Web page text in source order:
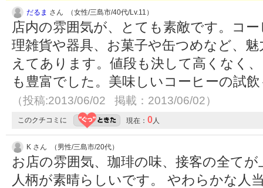
だるま さん （女性/三島市/40代/Lv.11）
店内の雰囲気が、とても素敵です。コ
理雑貨や器具、お菓子や缶つめなど、
えてあります。値段も決して高くなく
も豊富でした。美味しいコーヒーの試
（投稿:2013/06/02 掲載：2013/06/02）
このクチコミに 現在： 0人
K さん （男性/三島市/20代）
お店の雰囲気、珈琲の味、接客の全て
人柄が素晴らしいです。 やわらかな人